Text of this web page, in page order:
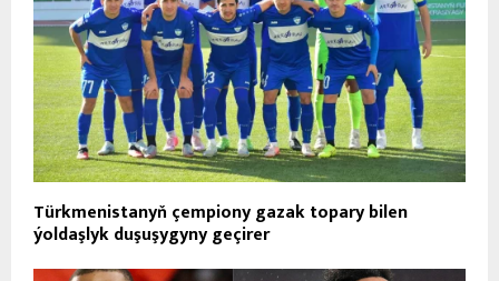
Türkmenistanyň çempiony gazak topary bilen
ýoldaşlyk duşuşygyny geçirer